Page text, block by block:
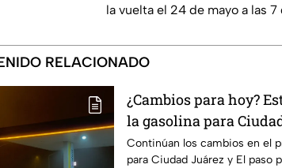
la vuelta el 24 de mayo a las
RELACIONADO
¿Cambios para hoy?
la gasolina para
Paso
Continúan los cambios en el
para Ciudad Juárez y El paso